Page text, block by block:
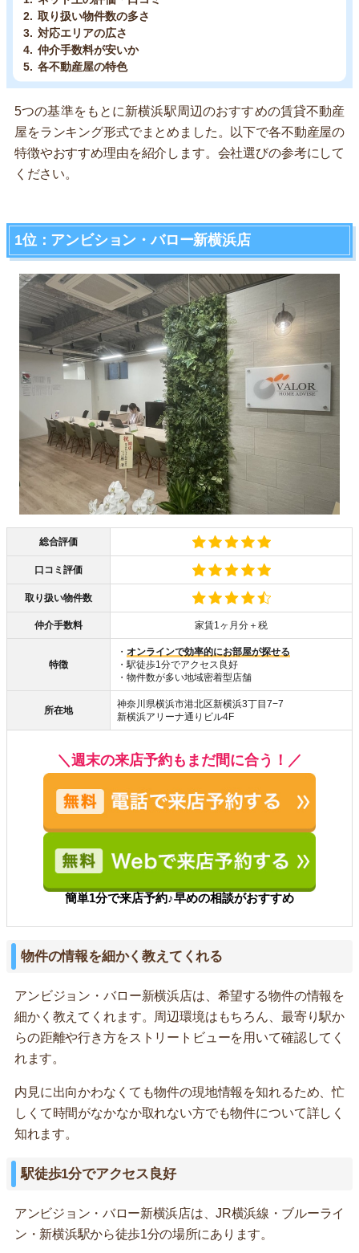
取り扱い物件数の多さ
対応エリアの広さ
仲介手数料が安いか
各不動産屋の特色
5つの基準をもとに新横浜駅周辺のおすすめの賃貸不動産
屋をランキング形式でまとめました。以下で各不動産屋の
特徴やおすすめ理由を紹介します。会社選びの参考にして
ください。
1位：アンビション・バロー新横浜店
総合評価
口コミ評価
取り扱い物件数
仲介手数料 家賃1ヶ月分＋税
特徴
・ オンラインで効率的にお部屋が探せる
・駅徒歩1分でアクセス良好
・物件数が多い地域密着型店舗
所在地
神奈川県横浜市港北区新横浜3丁目7−7
新横浜アリーナ通りビル4F
＼週末の来店予約もまだ間に合う！／
簡単1分で来店予約♪早めの相談がおすすめ
物件の情報を細かく教えてくれる
アンビジョン・バロー新横浜店は、希望する物件の情報を
細かく教えてくれます。周辺環境はもちろん、最寄り駅か
らの距離や行き方をストリートビューを用いて確認してく
れます。
内見に出向かわなくても物件の現地情報を知れるため、忙
しくて時間がなかなか取れない方でも物件について詳しく
知れます。
駅徒歩1分でアクセス良好
アンビジョン・バロー新横浜店は、JR横浜線・ブルーライ
ン・新横浜駅から徒歩1分の場所にあります。